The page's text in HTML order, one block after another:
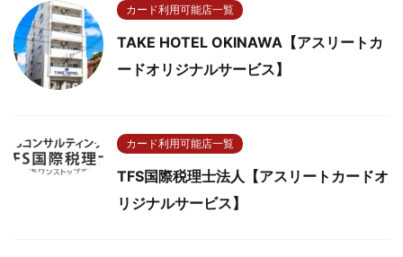
カード利用可能店一覧
TAKE HOTEL OKINAWA【アスリートカ
ードオリジナルサービス】
カード利用可能店一覧
TFS国際税理士法人【アスリートカードオ
リジナルサービス】